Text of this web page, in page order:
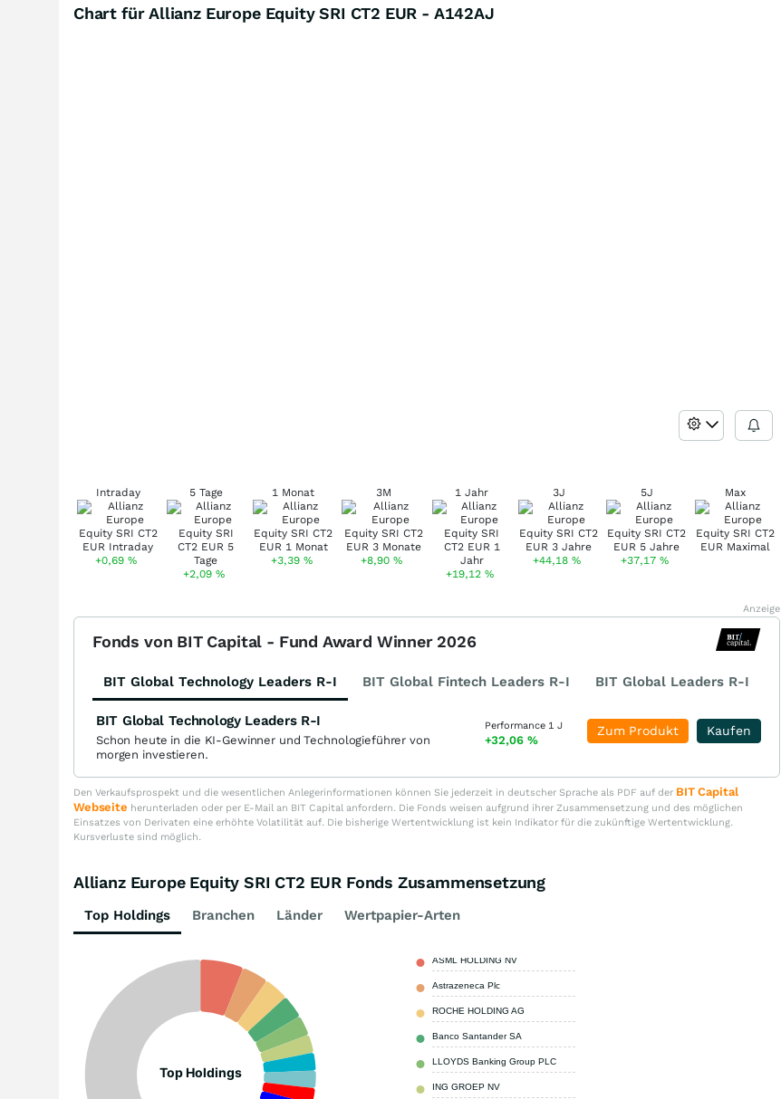
Chart für Allianz Europe Equity SRI CT2 EUR - A142AJ
Intraday
+0,69%
5 Tage
+2,09%
1 Monat
+3,39 %
3M
+8,90%
1 Jahr
+19,12%
3J
+44,18%
5J
+37,17%
Max
Anzeige
Fonds von BIT Capital - Fund Award Winner 2026
BIT Global Technology Leaders R-I BIT Global Fintech Leaders R-I BIT Global Leaders R-I
BIT Global Technology Leaders R-I
Schon heute in die KI-Gewinner und Technologieführer von
morgen investieren.
Performance 1 J
+32,06 %
Kaufen
Zum Produkt
Den Verkaufsprospekt und die wesentlichen Anlegerinformationen können Sie jederzeit in deutscher Sprache als PDF auf der BIT Capital
Webseite herunterladen oder per E-Mail an BIT Capital anfordern. Die Fonds weisen aufgrund ihrer Zusammensetzung und des möglichen
Einsatzes von Derivaten eine erhöhte Volatilität auf. Die bisherige Wertentwicklung ist kein Indikator für die zukünftige Wertentwicklung.
Kursverluste sind möglich.
Allianz Europe Equity SRI CT2 EUR Fonds Zusammensetzung
Top Holdings Branchen Länder Wertpapier-Arten
Top Holdings
ASML HOLDING NV
Astrazeneca Plc
ROCHE HOLDING AG
Banco Santander SA
LLOYDS Banking Group PLC
ING GROEP NV